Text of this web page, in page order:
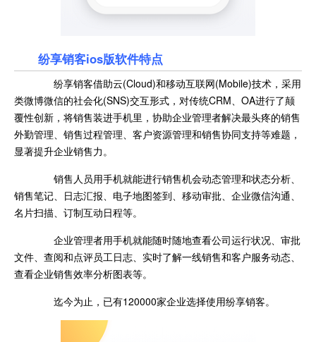
纷享销客ios版软件特点
纷享销客借助云(Cloud)和移动互联网(Mobile)技术，采用
类微博微信的社会化(SNS)交互形式，对传统CRM、OA进行了颠
覆性创新，将销售装进手机里，协助企业管理者解决最头疼的销售
外勤管理、销售过程管理、客户资源管理和销售协同支持等难题，
显著提升企业销售力。
销售人员用手机就能进行销售机会动态管理和状态分析、
销售笔记、日志汇报、电子地图签到、移动审批、企业微信沟通、
名片扫描、订制互动日程等。
企业管理者用手机就能随时随地查看公司运行状况、审批
文件、查阅和点评员工日志、实时了解一线销售和客户服务动态、
查看企业销售效率分析图表等。
迄今为止，已有120000家企业选择使用纷享销客。